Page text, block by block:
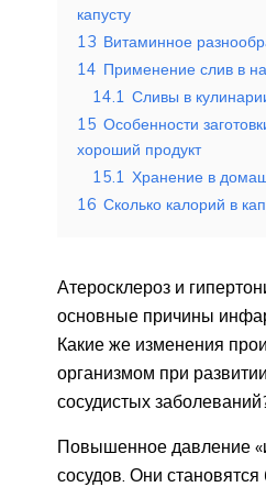
капусту
13 Витаминное
14 Применение слив в
14.1 Сливы в
15 Особенности
хороший продукт
15.1 Хранение в
16 Сколько калорий в
Атеросклероз и
основные причины
Какие же изменения
организмом при
сосудистых
Повышенное давление
сосудов. Они